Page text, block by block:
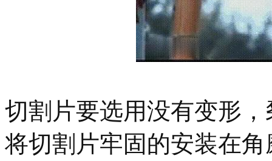
切割片要选用没有变形
将切割片牢固的安装在